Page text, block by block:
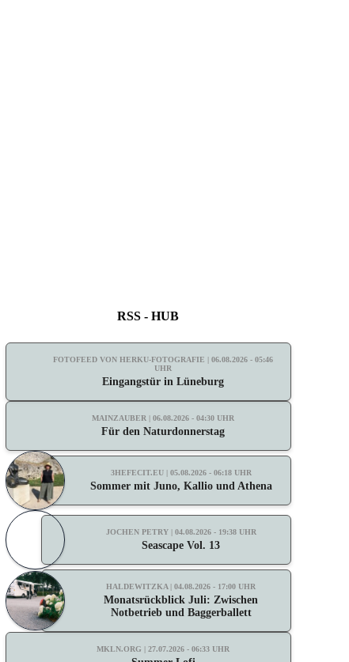
RSS - HUB
FOTOFEED VON HERKU-FOTOGRAFIE | 06.08.2026 - 05:46
UHR
Eingangstür in Lüneburg
MAINZAUBER | 06.08.2026 - 04:30 UHR
Für den Naturdonnerstag
3HEFECIT.EU | 05.08.2026 - 06:18 UHR
Sommer mit Juno, Kallio und Athena
JOCHEN PETRY | 04.08.2026 - 19:38 UHR
Seascape Vol. 13
HALDEWITZKA | 04.08.2026 - 17:00 UHR
Monatsrückblick Juli: Zwischen
Notbetrieb und Baggerballett
MKLN.ORG | 27.07.2026 - 06:33 UHR